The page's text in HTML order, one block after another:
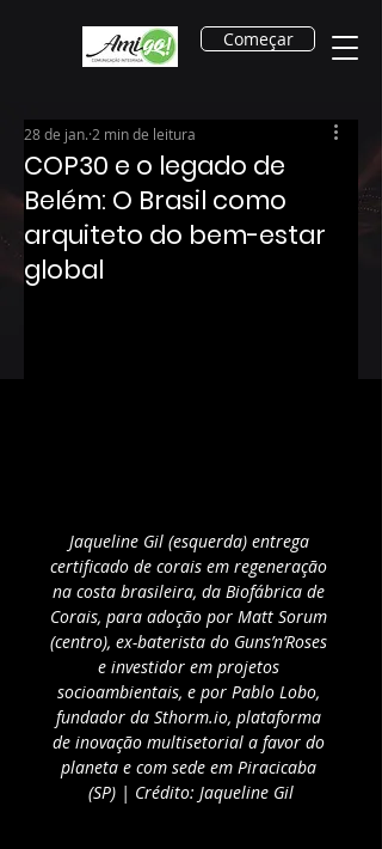
Começar
COP30 e o legado de
Belém: O Brasil como
arquiteto do bem-estar
global
28 de jan. 2 min de leitura
Jaqueline Gil (esquerda) entrega
certificado de corais em regeneração
na costa brasileira, da Biofábrica de
Corais, para adoção por Matt Sorum
(centro), ex-baterista do Guns’n’Roses
e investidor em projetos
socioambientais, e por Pablo Lobo,
fundador da Sthorm.io, plataforma
de inovação multisetorial a favor do
planeta e com sede em Piracicaba
(SP) | Crédito: Jaqueline Gil